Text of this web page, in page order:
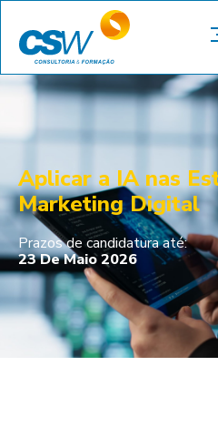
Aplicar a IA nas
Marketing Digital
Prazos de candidatura até:
23 De Maio 2026